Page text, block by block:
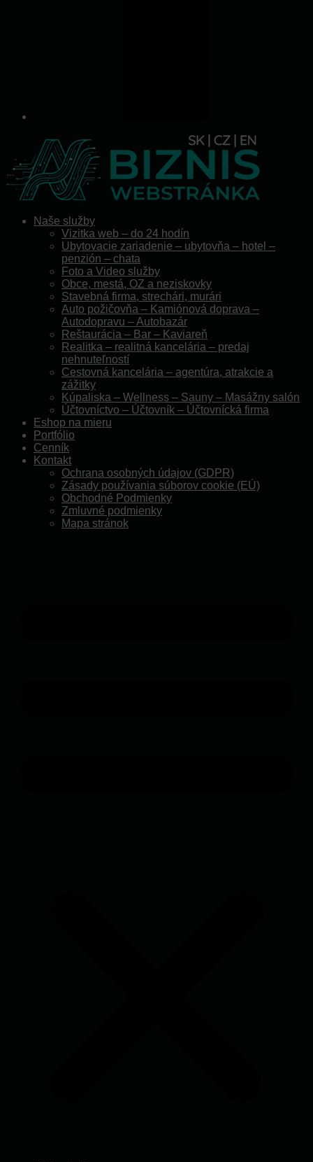
Naše služby
Vizitka web – do 24 hodín
Ubytovacie zariadenie – ubytovňa – hotel –
penzión – chata
Foto a Video služby
Obce, mestá, OZ a neziskovky
Stavebná firma, strechári, murári
Auto požičovňa – Kamiónová doprava –
Autodopravu – Autobazár
Reštaurácia – Bar – Kaviareň
Realitka – realitná kancelária – predaj
nehnuteľností
Cestovná kancelária – agentúra, atrakcie a
zážitky
Kúpaliska – Wellness – Sauny – Masážny salón
Účtovníctvo – Účtovník – Účtovnícká firma
Eshop na mieru
Portfólio
Cenník
Kontakt
Ochrana osobných údajov (GDPR)
Zásady používania súborov cookie (EÚ)
Obchodné Podmienky
Zmluvné podmienky
Mapa stránok